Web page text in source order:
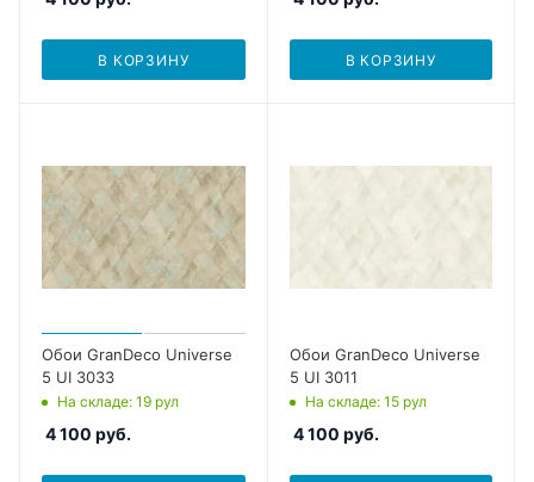
В КОРЗИНУ В КОРЗИНУ
Обои GranDeco Universe
5 UI 3033
На складе: 19 рул
4 100 руб.
Обои GranDeco Universe
5 UI 3011
На складе: 15 рул
4 100 руб.